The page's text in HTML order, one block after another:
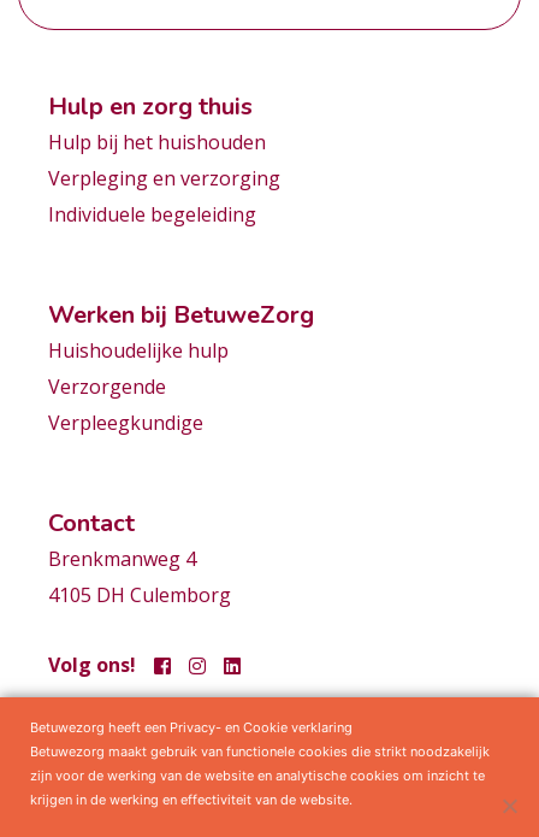
Hulp en zorg thuis
Hulp bij het huishouden
Verpleging en verzorging
Individuele begeleiding
Werken bij BetuweZorg
Huishoudelijke hulp
Verzorgende
Verpleegkundige
Contact
Brenkmanweg 4
4105 DH Culemborg
Volg ons!
Samenwerkingen Privacy statement Algemene voorwaarden
Betuwezorg heeft een Privacy- en Cookie verklaring
Betuwezorg maakt gebruik van functionele cookies die strikt noodzakelijk
zijn voor de werking van de website en analytische cookies om inzicht te
krijgen in de werking en effectiviteit van de website.